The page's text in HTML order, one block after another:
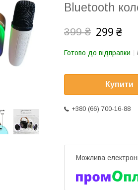
Bluetooth
399 ₴ 299 ₴
Готово до відправки
Купити
+380 (66) 700-16-88